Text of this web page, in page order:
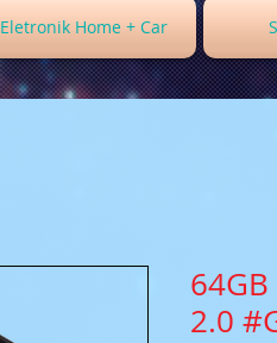
Eletronik Home + Car
64GB
2.0